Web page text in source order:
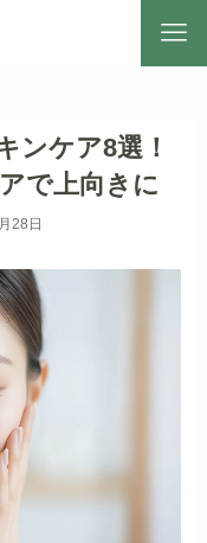
ンケア8選！
で上向きに
28日